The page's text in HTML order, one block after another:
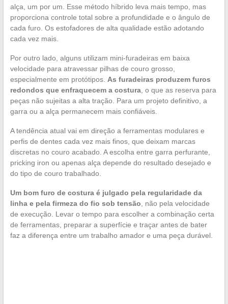
alça, um por um. Esse método híbrido leva mais tempo, mas
proporciona controle total sobre a profundidade e o ângulo de
cada furo. Os estofadores de alta qualidade estão adotando
cada vez mais.
Por outro lado, alguns utilizam mini-furadeiras em baixa
velocidade para atravessar pilhas de couro grosso,
especialmente em protótipos. As furadeiras produzem furos
redondos que enfraquecem a costura, o que as reserva para
peças não sujeitas a alta tração. Para um projeto definitivo, a
garra ou a alça permanecem mais confiáveis.
A tendência atual vai em direção a ferramentas modulares e
perfis de dentes cada vez mais finos, que deixam marcas
discretas no couro acabado. A escolha entre garra perfurante,
pricking iron ou apenas alça depende do resultado desejado e
do tipo de couro trabalhado.
Um bom furo de costura é julgado pela regularidade da
linha e pela firmeza do fio sob tensão , não pela velocidade
de execução. Levar o tempo para escolher a combinação certa
de ferramentas, preparar a superfície e traçar antes de bater
faz a diferença entre um trabalho amador e uma peça durável.